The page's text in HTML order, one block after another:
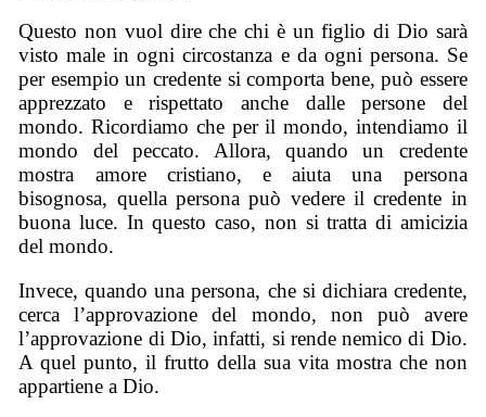
Questo non vuol dire che chi è un figlio di Dio sarà
visto male in ogni circostanza e da ogni persona. Se
per esempio un credente si comporta bene, può essere
apprezzato e rispettato anche dalle persone del
mondo. Ricordiamo che per il mondo, intendiamo il
mondo del peccato. Allora, quando un credente
mostra amore cristiano, e aiuta una persona
bisognosa, quella persona può vedere il credente in
buona luce. In questo caso, non si tratta di amicizia
del mondo.
Invece, quando una persona, che si dichiara credente,
cerca l’approvazione del mondo, non può avere
l’approvazione di Dio, infatti, si rende nemico di Dio.
A quel punto, il frutto della sua vita mostra che non
appartiene a Dio.